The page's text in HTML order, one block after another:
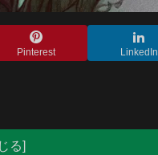
Pinterest LinkedIn